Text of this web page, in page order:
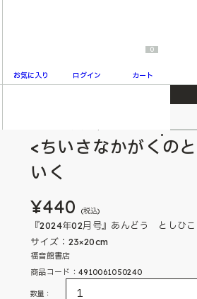
お気に入り ログイン
0
カート
<ちいさなかがくの
いく
¥440 (税込)
『2024年02月号』あんどう としひ
サイズ：23×20cm
福音館書店
商品コード：4910061050240
数量：